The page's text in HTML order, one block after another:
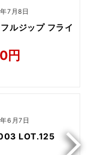
7月8日
ルジップ フライ
円
6月7日
LOT.125